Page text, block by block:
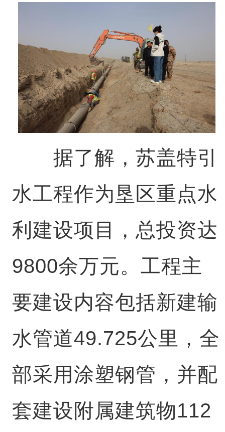
据了解，苏盖特引
水工程作为垦区重点水
利建设项目，总投资达
9800余万元。工程主
要建设内容包括新建输
水管道49.725公里，全
部采用涂塑钢管，并配
套建设附属建筑物112